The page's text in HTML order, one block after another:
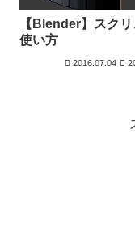
【Blender】スク
使い方
2016.07.04